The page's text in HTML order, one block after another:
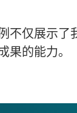
不仅展示了
的能力。